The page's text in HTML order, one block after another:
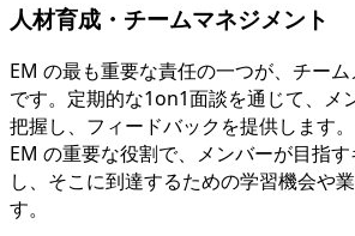
人材育成・チームマネジメント
EM の最も重要な責任の一つが、チー
です。定期的な1on1面談を通じて、メ
把握し、フィードバックを提供します
EM の重要な役割で、メンバーが目指
し、そこに到達するための学習機会や
す。